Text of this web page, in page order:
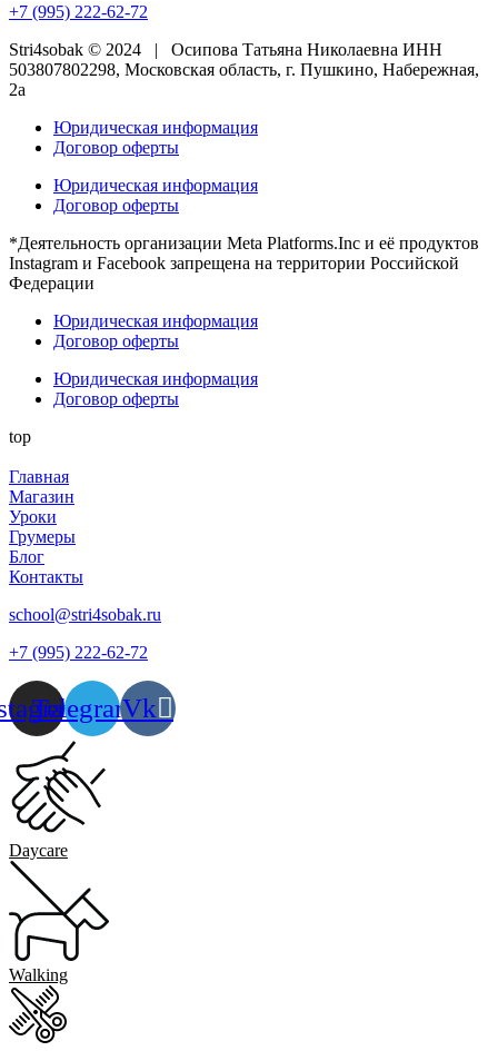
+7 (995) 222-62-72
Stri4sobak © 2024 | Осипова Татьяна Николаевна ИНН
503807802298, Московская область, г. Пушкино, Набережная,
2а
Юридическая информация
Договор оферты
Юридическая информация
Договор оферты
*Деятельность организации Meta Platforms.Inc и её продуктов
Instagram и Facebook запрещена на территории Российской
Федерации
Юридическая информация
Договор оферты
Юридическая информация
Договор оферты
top
Главная
Магазин
Уроки
Грумеры
Блог
Контакты
school@stri4sobak.ru
+7 (995) 222-62-72
TelegramVk
Daycare
Walking